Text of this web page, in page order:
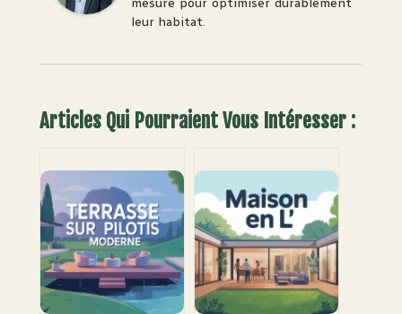
mesure pour optimiser durablement
leur habitat.
Articles Qui Pourraient Vous Intéresser :